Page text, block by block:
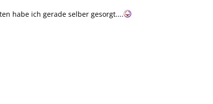
habe ich gerade selber gesorgt....